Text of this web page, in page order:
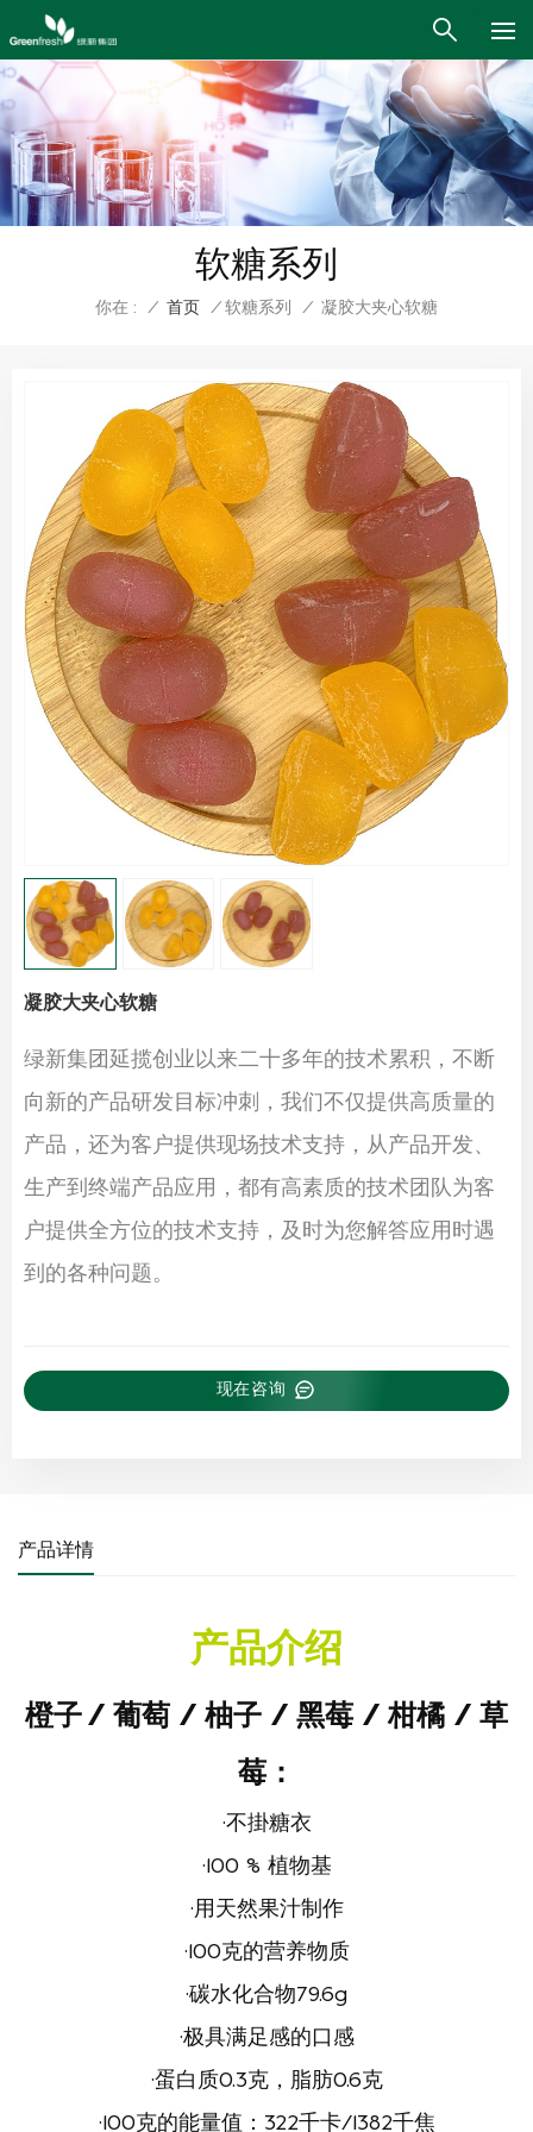
软糖系列
你在 : / 首页 / 软糖系列 / 凝胶大夹心软糖
凝胶大夹心软糖
绿新集团延揽创业以来二十多年的技术累积，不断
向新的产品研发目标冲刺，我们不仅提供高质量的
产品，还为客户提供现场技术支持，从产品开发、
生产到终端产品应用，都有高素质的技术团队为客
户提供全方位的技术支持，及时为您解答应用时遇
到的各种问题。
现在咨询
产品详情
产品介绍
橙子 / 葡萄 / 柚子 / 黑莓 /柑橘 / 草
莓：
·不掛糖衣
· 100 % 植物基
·用天然果汁制作
· 100 克的营养物质
·碳水化合物79.6g
·极具满足感的口感
·蛋白质0.3 克，脂肪0.6 克
·100克的能量值： 322千卡/1382千焦